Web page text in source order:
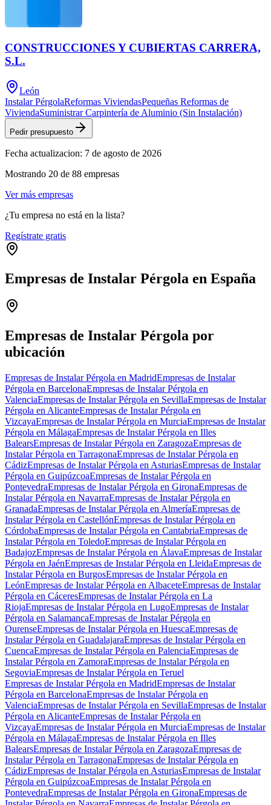
CONSTRUCCIONES Y CUBIERTAS CARRERA,
S.L.
León
Instalar PérgolaReformas ViviendasPequeñas Reformas de
ViviendaSuministrar Carpintería de Aluminio (Sin Instalación)
Pedir presupuesto
Fecha actualizacion: 7 de agosto de 2026
Mostrando 20 de 88 empresas
Ver más empresas
¿Tu empresa no está en la lista?
Regístrate gratis
Empresas de Instalar Pérgola en España
−
Empresas de Instalar Pérgola por
ubicación
Empresas de Instalar Pérgola en MadridEmpresas de Instalar
Pérgola en BarcelonaEmpresas de Instalar Pérgola en
ValenciaEmpresas de Instalar Pérgola en SevillaEmpresas de Instalar
Pérgola en AlicanteEmpresas de Instalar Pérgola en
VizcayaEmpresas de Instalar Pérgola en MurciaEmpresas de Instalar
Pérgola en MálagaEmpresas de Instalar Pérgola en Illes
BalearsEmpresas de Instalar Pérgola en ZaragozaEmpresas de
Instalar Pérgola en TarragonaEmpresas de Instalar Pérgola en
CádizEmpresas de Instalar Pérgola en AsturiasEmpresas de Instalar
Pérgola en GuipúzcoaEmpresas de Instalar Pérgola en
PontevedraEmpresas de Instalar Pérgola en GironaEmpresas de
Instalar Pérgola en NavarraEmpresas de Instalar Pérgola en
GranadaEmpresas de Instalar Pérgola en AlmeríaEmpresas de
Instalar Pérgola en CastellónEmpresas de Instalar Pérgola en
CórdobaEmpresas de Instalar Pérgola en CantabriaEmpresas de
Instalar Pérgola en ToledoEmpresas de Instalar Pérgola en
BadajozEmpresas de Instalar Pérgola en ÁlavaEmpresas de Instalar
Pérgola en JaénEmpresas de Instalar Pérgola en LleidaEmpresas de
Instalar Pérgola en BurgosEmpresas de Instalar Pérgola en
LeónEmpresas de Instalar Pérgola en AlbaceteEmpresas de Instalar
Pérgola en CáceresEmpresas de Instalar Pérgola en La
RiojaEmpresas de Instalar Pérgola en LugoEmpresas de Instalar
Pérgola en SalamancaEmpresas de Instalar Pérgola en
OurenseEmpresas de Instalar Pérgola en HuescaEmpresas de
Instalar Pérgola en GuadalajaraEmpresas de Instalar Pérgola en
CuencaEmpresas de Instalar Pérgola en PalenciaEmpresas de
Instalar Pérgola en ZamoraEmpresas de Instalar Pérgola en
SegoviaEmpresas de Instalar Pérgola en Teruel
Empresas de Instalar Pérgola en MadridEmpresas de Instalar
Pérgola en BarcelonaEmpresas de Instalar Pérgola en
ValenciaEmpresas de Instalar Pérgola en SevillaEmpresas de Instalar
Pérgola en AlicanteEmpresas de Instalar Pérgola en
VizcayaEmpresas de Instalar Pérgola en MurciaEmpresas de Instalar
Pérgola en MálagaEmpresas de Instalar Pérgola en Illes
BalearsEmpresas de Instalar Pérgola en ZaragozaEmpresas de
Instalar Pérgola en TarragonaEmpresas de Instalar Pérgola en
CádizEmpresas de Instalar Pérgola en AsturiasEmpresas de Instalar
Pérgola en GuipúzcoaEmpresas de Instalar Pérgola en
PontevedraEmpresas de Instalar Pérgola en GironaEmpresas de